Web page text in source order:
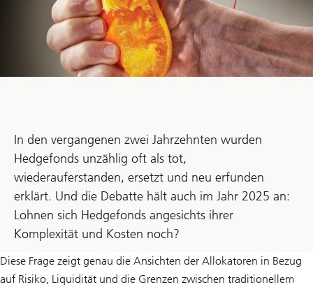
In den vergangenen zwei Jahrzehnten wurden
Hedgefonds unzählig oft als tot,
wiederauferstanden, ersetzt und neu erfunden
erklärt. Und die Debatte hält auch im Jahr 2025 an:
Lohnen sich Hedgefonds angesichts ihrer
Komplexität und Kosten noch?
Diese Frage zeigt genau die Ansichten der Allokatoren in Bezug
auf Risiko, Liquidität und die Grenzen zwischen traditionellem